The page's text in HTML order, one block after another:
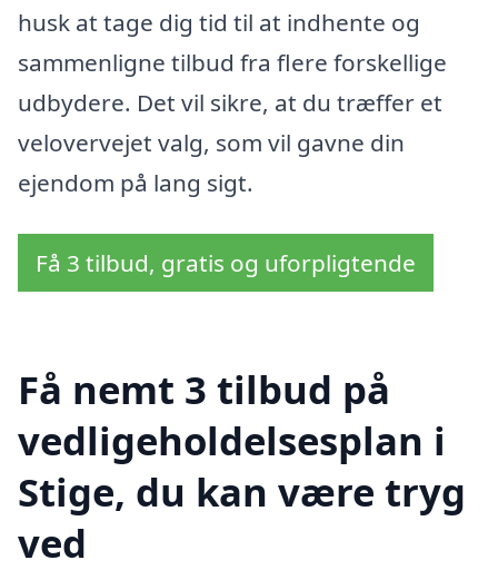
husk at tage dig tid til at indhente og
sammenligne tilbud fra flere forskellige
udbydere. Det vil sikre, at du træffer et
velovervejet valg, som vil gavne din
ejendom på lang sigt.
Få 3 tilbud, gratis og uforpligtende
Få nemt 3 tilbud på
vedligeholdelsesplan i
Stige, du kan være tryg
ved